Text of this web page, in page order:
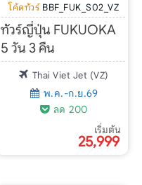
โค้ดทัวร์ BBF_FUK_S02_VZ
ทัวร์ญี่ปุ่น FUKUOKA
5 วัน 3 คืน
Thai Viet Jet (VZ)
พ.ค.-ก.ย.69
ลด 200
เริ่มต้น
25,999